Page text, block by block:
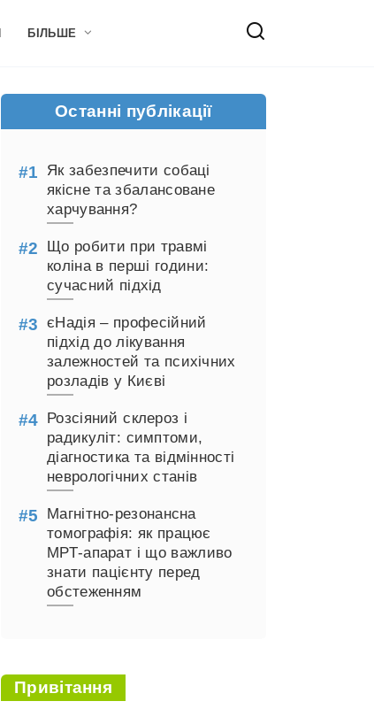
БІЛЬШЕ
Останні публікації
Як забезпечити собаці
якісне та збалансоване
харчування?
Що робити при травмі
коліна в перші години:
сучасний підхід
єНадія – професійний
підхід до лікування
залежностей та психічних
розладів у Києві
Розсіяний склероз і
радикуліт: симптоми,
діагностика та відмінності
неврологічних станів
Магнітно-резонансна
томографія: як працює
МРТ-апарат і що важливо
знати пацієнту перед
обстеженням
Привітання